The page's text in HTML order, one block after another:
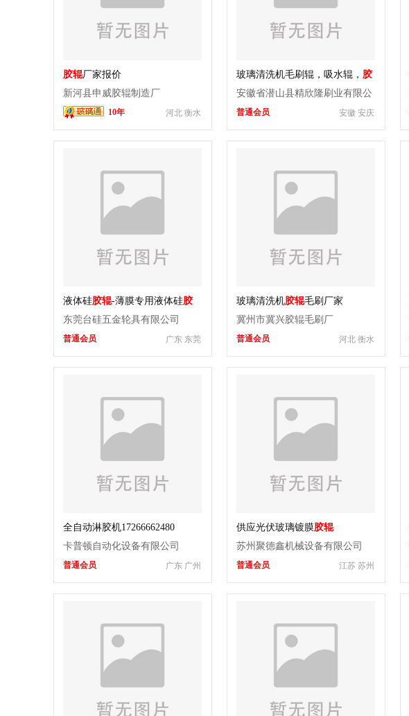
胶辊厂家报价
新河县申威胶辊制造厂
河北 衡水
10年
玻璃清洗机毛刷辊，吸水辊， 胶
辊
安徽省潜山县精欣隆刷业有限公
司 安徽 安庆
普通会员
液体硅胶辊-薄膜专用液体硅胶
辊
东莞台硅五金轮具有限公司
广东 东莞
普通会员
玻璃清洗机胶辊毛刷厂家
冀州市冀兴胶辊毛刷厂
河北 衡水
普通会员
全自动淋胶机17266662480
卡普顿自动化设备有限公司
广东 广州
普通会员
供应光伏玻璃镀膜胶辊
苏州聚德鑫机械设备有限公司
江苏 苏州
普通会员